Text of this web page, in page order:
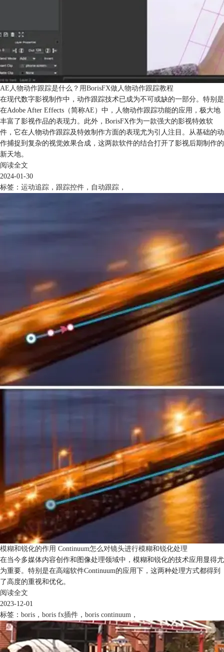
AE人物动作跟踪是什么？用BorisFX做人物动作跟踪教程
在现代数字影视制作中，动作跟踪技术已成为不可或缺的一部分。特别是
在Adobe After Effects（简称AE）中，人物动作跟踪功能的应用，极大地
丰富了影视作品的表现力。此外，BorisFX作为一款强大的影视特效软
件，它在人物动作跟踪及特效制作方面的表现尤为引人注目。从基础的动
作捕捉到复杂的视觉效果合成，这两款软件的结合打开了影视后期制作的
新天地。
阅读全文
2024-01-30
标签： 运动追踪 ， 跟踪控件 ， 自动跟踪 ，
模糊和锐化的作用 Continuum怎么对镜头进行模糊和锐化处理
在当今多媒体内容创作和图像处理领域中，模糊和锐化的技术应用显得尤
为重要。特别是在高端软件Continuum的应用下，这两种处理方式都得到
了高度的重视和优化。
阅读全文
2023-12-01
标签： boris ， boris fx插件 ， boris continuum ，